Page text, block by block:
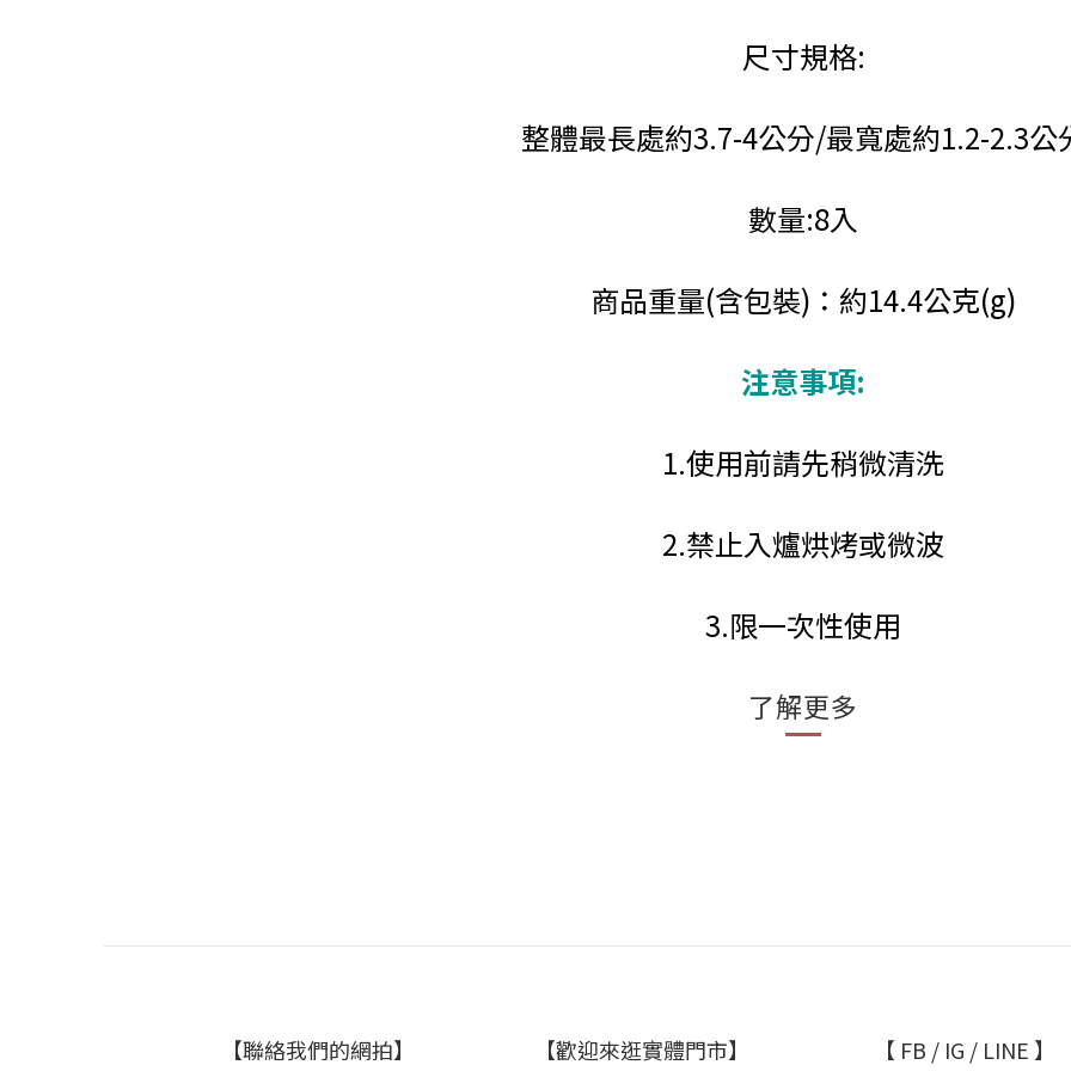
尺寸規格:
整體最長處約3.7-4公分/最寬處約1.2-2.3公
數量:8入
商品重量(含包裝)：約14.4公克(g)
注意事項:
1.使用前請先稍微清洗
2.禁止入爐烘烤或微波
3.限一次性使用
了解更多
【聯絡我們的網拍】 【歡迎來逛實體門市】 【 FB / IG / LINE 】